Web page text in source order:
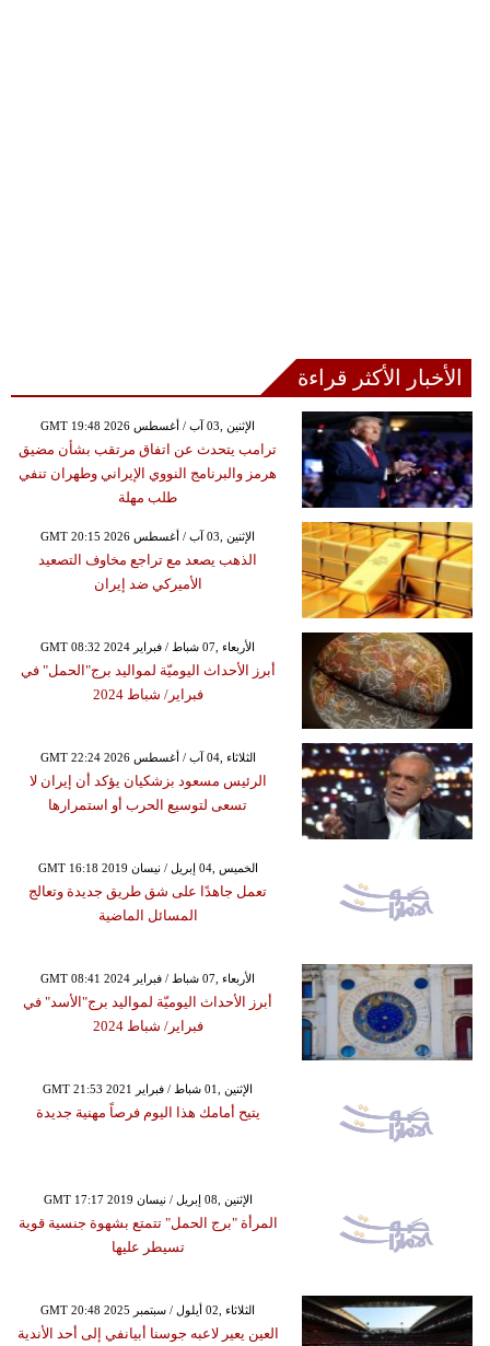
الأخبار الأكثر قراءة
GMT 19:48 2026 الإثنين ,03 آب / أغسطس
ترامب يتحدث عن اتفاق مرتقب بشأن مضيق
هرمز والبرنامج النووي الإيراني وطهران تنفي
طلب مهلة
GMT 20:15 2026 الإثنين ,03 آب / أغسطس
الذهب يصعد مع تراجع مخاوف التصعيد
الأميركي ضد إيران
GMT 08:32 2024 الأربعاء ,07 شباط / فبراير
أبرز الأحداث اليوميّة لمواليد برج"الحمل" في
فبراير/ شباط 2024
GMT 22:24 2026 الثلاثاء ,04 آب / أغسطس
الرئيس مسعود بزشكيان يؤكد أن إيران لا
تسعى لتوسيع الحرب أو استمرارها
GMT 16:18 2019 الخميس ,04 إبريل / نيسان
تعمل جاهدًا على شق طريق جديدة وتعالج
المسائل الماضية
GMT 08:41 2024 الأربعاء ,07 شباط / فبراير
أبرز الأحداث اليوميّة لمواليد برج"الأسد" في
فبراير/ شباط 2024
GMT 21:53 2021 الإثنين ,01 شباط / فبراير
يتيح أمامك هذا اليوم فرصاً مهنية جديدة
GMT 17:17 2019 الإثنين ,08 إبريل / نيسان
المرأة "برج الحمل" تتمتع بشهوة جنسية قوية
تسيطر عليها
GMT 20:48 2025 الثلاثاء ,02 أيلول / سبتمبر
العين يعير لاعبه جوسنا أبيانفي إلى أحد الأندية